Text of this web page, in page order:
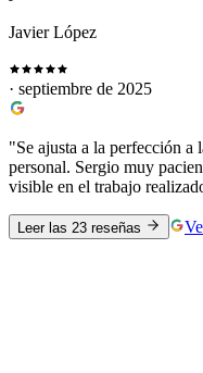
Javier López
· septiembre de 2025
"Se ajusta a la perfección a
personal. Sergio muy
visible en el trabajo
Leer las 23 reseñas